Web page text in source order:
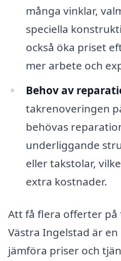
många vinklar,
speciella
också öka priset
mer arbete och
Behov av
takrenoveringen
behövas
underliggande
eller takstolar,
extra kostnader.
Att få flera offerter
Västra Ingelstad är
jämföra priser och